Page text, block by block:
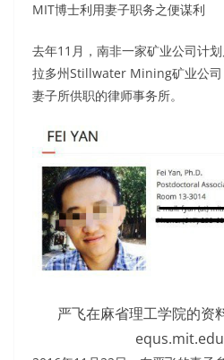
MIT博士利用妻子职务之便谋利
去年11月，南非一家矿业公司计
拉多州Stillwater Mining矿业公司
妻子所供职的律师事务所。
严飞在麻省理工学院的资
equs.mit.edu